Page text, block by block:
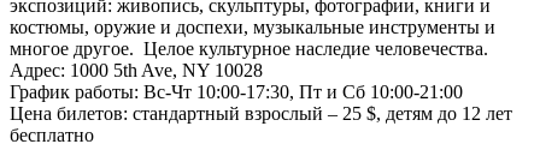
экспозиций: живопись, скульптуры, фотографии, книги и
костюмы, оружие и доспехи, музыкальные инструменты и
многое другое. Целое культурное наследие человечества.
Адрес: 1000 5th Ave, NY 10028
График работы: Вс-Чт 10:00-17:30, Пт и Сб 10:00-21:00
Цена билетов: стандартный взрослый – 25 $, детям до 12 лет
бесплатно